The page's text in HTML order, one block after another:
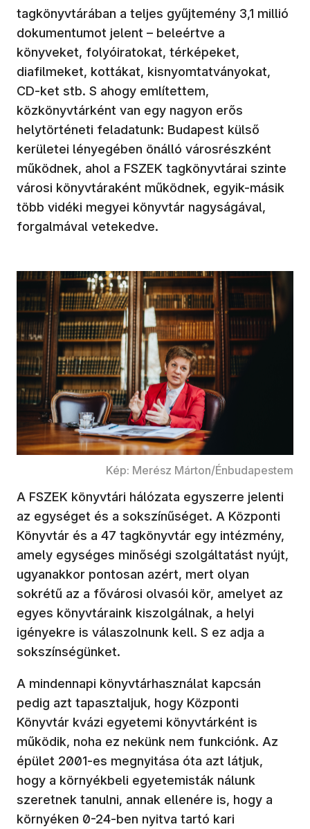
tagkönyvtárában a teljes gyűjtemény 3,1 millió
dokumentumot jelent – beleértve a
könyveket, folyóiratokat, térképeket,
diafilmeket, kottákat, kisnyomtatványokat,
CD-ket stb. S ahogy említettem,
közkönyvtárként van egy nagyon erős
helytörténeti feladatunk: Budapest külső
kerületei lényegében önálló városrészként
működnek, ahol a FSZEK tagkönyvtárai szinte
városi könyvtáraként működnek, egyik-másik
több vidéki megyei könyvtár nagyságával,
forgalmával vetekedve.
Kép: Merész Márton/Énbudapestem
A FSZEK könyvtári hálózata egyszerre jelenti
az egységet és a sokszínűséget. A Központi
Könyvtár és a 47 tagkönyvtár egy intézmény,
amely egységes minőségi szolgáltatást nyújt,
ugyanakkor pontosan azért, mert olyan
sokrétű az a fővárosi olvasói kör, amelyet az
egyes könyvtáraink kiszolgálnak, a helyi
igényekre is válaszolnunk kell. S ez adja a
sokszínségünket.
A mindennapi könyvtárhasználat kapcsán
pedig azt tapasztaljuk, hogy Központi
Könyvtár kvázi egyetemi könyvtárként is
működik, noha ez nekünk nem funkciónk. Az
épület 2001-es megnyitása óta azt látjuk,
hogy a környékbeli egyetemisták nálunk
szeretnek tanulni, annak ellenére is, hogy a
környéken 0-24-ben nyitva tartó kari